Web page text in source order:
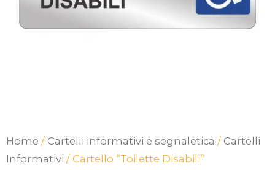
Home / Cartelli informativi e segnaletica / Cartelli
Informativi / Cartello “Toilette Disabili”